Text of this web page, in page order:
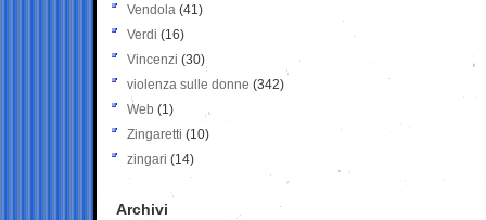
Vendola (41)
Verdi (16)
Vincenzi (30)
violenza sulle donne (342)
Web (1)
Zingaretti (10)
zingari (14)
Archivi